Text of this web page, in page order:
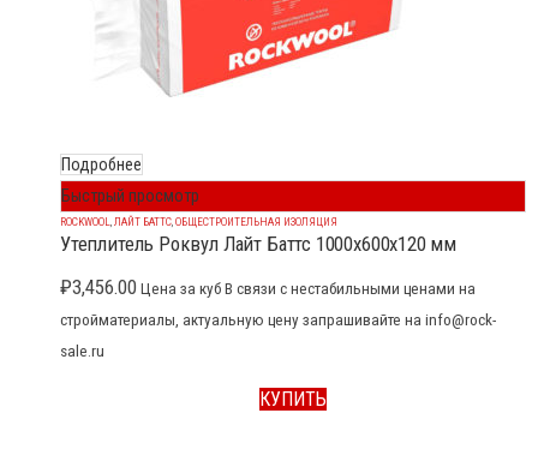
Подробнее
Быстрый просмотр
ROCKWOOL,ЛАЙТ БАТТС,ОБЩЕСТРОИТЕЛЬНАЯ ИЗОЛЯЦИЯ
Утеплитель Роквул Лайт Баттс 1000x600x120 мм
₽3,456.00 Цена за куб В связи с нестабильными ценами на
стройматериалы, актуальную цену запрашивайте на info@rock-
sale.ru
КУПИТЬ